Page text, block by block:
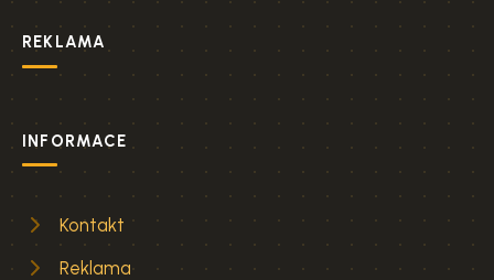
REKLAMA
INFORMACE
Kontakt
Reklama